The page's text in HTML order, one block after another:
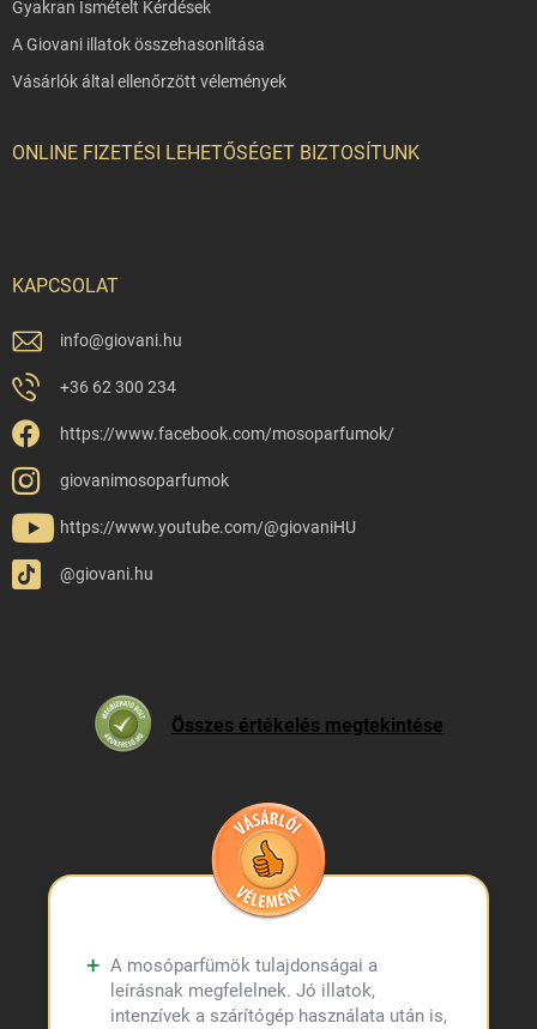
Gyakran Ismételt Kérdések
A Giovani illatok összehasonlítása
Vásárlók által ellenőrzött vélemények
ONLINE FIZETÉSI LEHETŐSÉGET BIZTOSÍTUNK
KAPCSOLAT
info@giovani.hu
+36 62 300 234
https://www.facebook.com/mosoparfumok/
giovanimosoparfumok
https://www.youtube.com/@giovaniHU
@giovani.hu
Összes értékelés megtekintése
A mosóparfümök tulajdonságai a
leírásnak megfelelnek. Jó illatok,
intenzívek a szárítógép használata után is,